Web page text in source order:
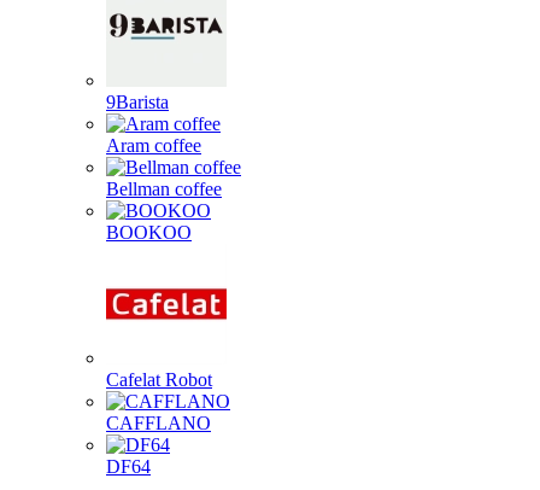
9Barista
Aram coffee
Bellman coffee
BOOKOO
Cafelat Robot
CAFFLANO
DF64